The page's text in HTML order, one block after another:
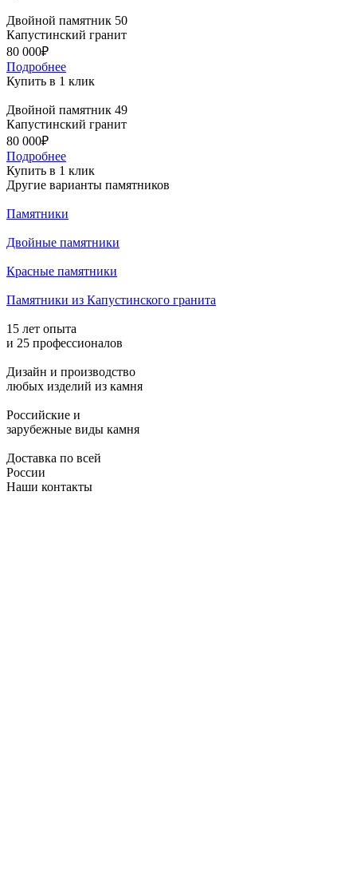
Двойной памятник 50
Капустинский гранит
80 000₽
Подробнее
Купить в 1 клик
Двойной памятник 49
Капустинский гранит
80 000₽
Подробнее
Купить в 1 клик
Другие варианты памятников
Памятники
Двойные памятники
Красные памятники
Памятники из Капустинского гранита
15 лет опыта
и 25 профессионалов
Дизайн и производство
любых изделий из камня
Российские и
зарубежные виды камня
Доставка по всей
России
Наши контакты